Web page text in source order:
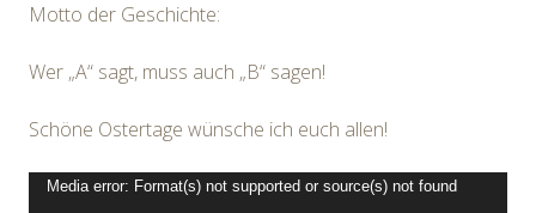
Motto der Geschichte:
Wer „A“ sagt, muss auch „B“ sagen!
Schöne Ostertage wünsche ich euch allen!
Video-
Media error: Format(s) not supported or source(s) not found